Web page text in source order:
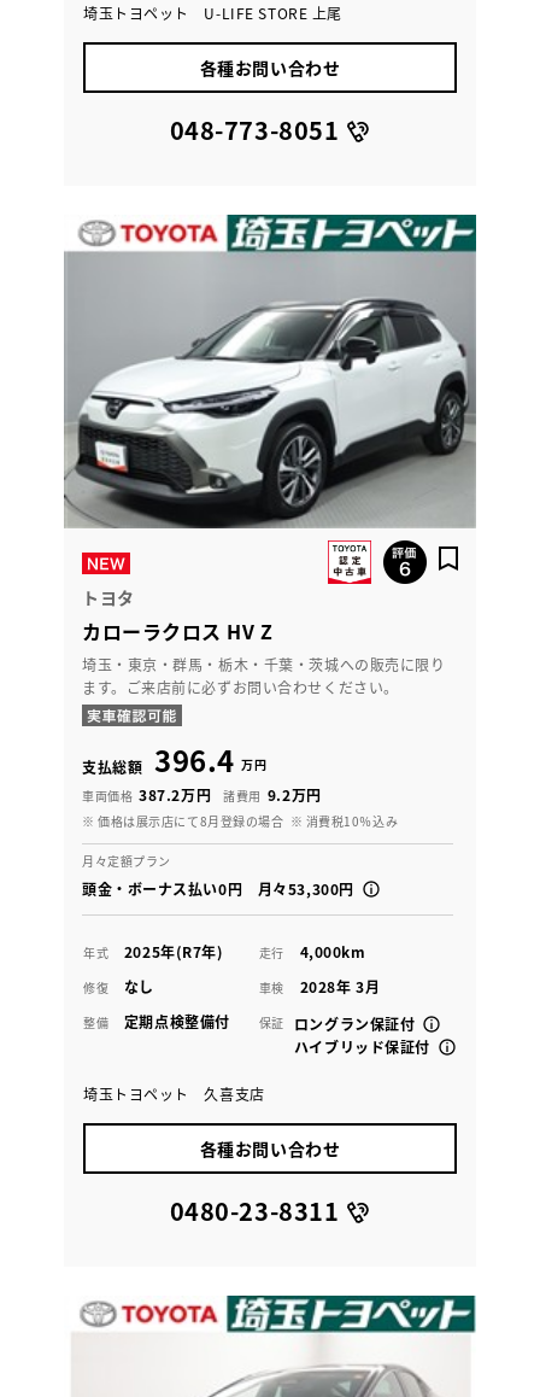
埼玉トヨペット U-LIFE STORE 上尾
各種お問い合わせ
048-773-8051
トヨタ
カローラクロス HV Z
埼玉・東京・群馬・栃木・千葉・茨城への販売に限り
ます。ご来店前に必ずお問い合わせください。
支払総額 396.4 万円
車両価格 387.2万円 諸費用 9.2万円
※ 価格は展示店にて8月登録の場合 ※ 消費税10％込み
月々定額プラン
頭金・ボーナス払い0円 月々53,300円
年式 2025年(R7年) 走行 4,000km
修復 なし 車検 2028年 3月
整備 定期点検整備付 保証
ロングラン保証付
ハイブリッド保証付
埼玉トヨペット 久喜支店
各種お問い合わせ
0480-23-8311